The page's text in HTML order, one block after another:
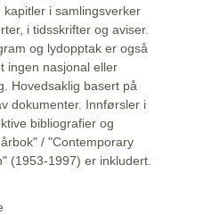
i samlingsverker
i tidsskrifter og aviser.
og lydopptak er også
ingen nasjonal eller
Hovedsaklig basert på
dokumenter. Innførsler i
bibliografier og
/ "Contemporary
(1953-1997) er inkludert.